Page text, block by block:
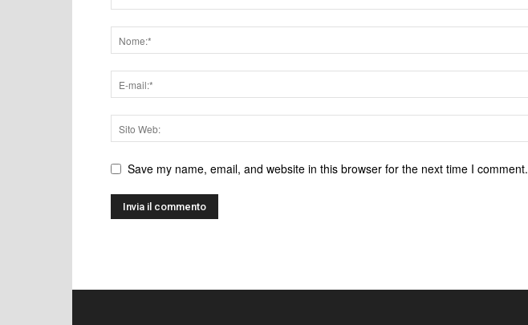
Save my name, email, and website in this browser for the next time I comment.